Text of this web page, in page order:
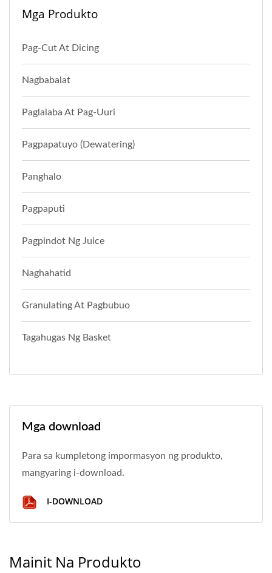
Mga Produkto
Pag-Cut At Dicing
Nagbabalat
Paglalaba At Pag-Uuri
Pagpapatuyo (Dewatering)
Panghalo
Pagpaputi
Pagpindot Ng Juice
Naghahatid
Granulating At Pagbubuo
Tagahugas Ng Basket
Mga download
Para sa kumpletong impormasyon ng produkto,
mangyaring i-download.
I-DOWNLOAD
Mainit Na Produkto